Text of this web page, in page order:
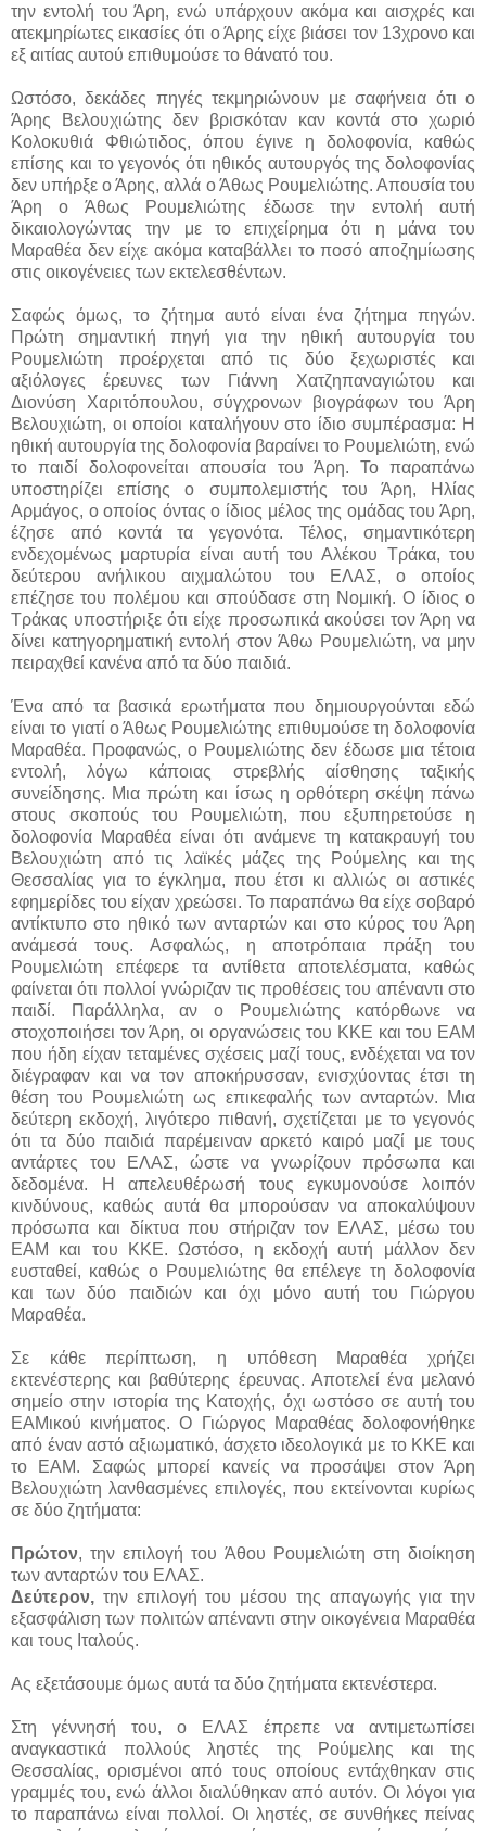
την εντολή του Άρη, ενώ υπάρχουν ακόμα και αισχρές και
ατεκμηρίωτες εικασίες ότι ο Άρης είχε βιάσει τον 13χρονο και
εξ αιτίας αυτού επιθυμούσε το θάνατό του.
Ωστόσο, δεκάδες πηγές τεκμηριώνουν με σαφήνεια ότι ο
Άρης Βελουχιώτης δεν βρισκόταν καν κοντά στο χωριό
Κολοκυθιά Φθιώτιδος, όπου έγινε η δολοφονία, καθώς
επίσης και το γεγονός ότι ηθικός αυτουργός της δολοφονίας
δεν υπήρξε ο Άρης, αλλά ο Άθως Ρουμελιώτης. Απουσία του
Άρη ο Άθως Ρουμελιώτης έδωσε την εντολή αυτή
δικαιολογώντας την με το επιχείρημα ότι η μάνα του
Μαραθέα δεν είχε ακόμα καταβάλλει το ποσό αποζημίωσης
στις οικογένειες των εκτελεσθέντων.
Σαφώς όμως, το ζήτημα αυτό είναι ένα ζήτημα πηγών.
Πρώτη σημαντική πηγή για την ηθική αυτουργία του
Ρουμελιώτη προέρχεται από τις δύο ξεχωριστές και
αξιόλογες έρευνες των Γιάννη Χατζηπαναγιώτου και
Διονύση Χαριτόπουλου, σύγχρονων βιογράφων του Άρη
Βελουχιώτη, οι οποίοι καταλήγουν στο ίδιο συμπέρασμα: Η
ηθική αυτουργία της δολοφονία βαραίνει το Ρουμελιώτη, ενώ
το παιδί δολοφονείται απουσία του Άρη. Το παραπάνω
υποστηρίζει επίσης ο συμπολεμιστής του Άρη, Ηλίας
Αρμάγος, ο οποίος όντας ο ίδιος μέλος της ομάδας του Άρη,
έζησε από κοντά τα γεγονότα. Τέλος, σημαντικότερη
ενδεχομένως μαρτυρία είναι αυτή του Αλέκου Τράκα, του
δεύτερου ανήλικου αιχμαλώτου του ΕΛΑΣ, ο οποίος
επέζησε του πολέμου και σπούδασε στη Νομική. Ο ίδιος ο
Τράκας υποστήριξε ότι είχε προσωπικά ακούσει τον Άρη να
δίνει κατηγορηματική εντολή στον Άθω Ρουμελιώτη, να μην
πειραχθεί κανένα από τα δύο παιδιά.
Ένα από τα βασικά ερωτήματα που δημιουργούνται εδώ
είναι το γιατί ο Άθως Ρουμελιώτης επιθυμούσε τη δολοφονία
Μαραθέα. Προφανώς, ο Ρουμελιώτης δεν έδωσε μια τέτοια
εντολή, λόγω κάποιας στρεβλής αίσθησης ταξικής
συνείδησης. Μια πρώτη και ίσως η ορθότερη σκέψη πάνω
στους σκοπούς του Ρουμελιώτη, που εξυπηρετούσε η
δολοφονία Μαραθέα είναι ότι ανάμενε τη κατακραυγή του
Βελουχιώτη από τις λαϊκές μάζες της Ρούμελης και της
Θεσσαλίας για το έγκλημα, που έτσι κι αλλιώς οι αστικές
εφημερίδες του είχαν χρεώσει. Το παραπάνω θα είχε σοβαρό
αντίκτυπο στο ηθικό των ανταρτών και στο κύρος του Άρη
ανάμεσά τους. Ασφαλώς, η αποτρόπαια πράξη του
Ρουμελιώτη επέφερε τα αντίθετα αποτελέσματα, καθώς
φαίνεται ότι πολλοί γνώριζαν τις προθέσεις του απέναντι στο
παιδί. Παράλληλα, αν ο Ρουμελιώτης κατόρθωνε να
στοχοποιήσει τον Άρη, οι οργανώσεις του ΚΚΕ και του ΕΑΜ
που ήδη είχαν τεταμένες σχέσεις μαζί τους, ενδέχεται να τον
διέγραφαν και να τον αποκήρυσσαν, ενισχύοντας έτσι τη
θέση του Ρουμελιώτη ως επικεφαλής των ανταρτών. Μια
δεύτερη εκδοχή, λιγότερο πιθανή, σχετίζεται με το γεγονός
ότι τα δύο παιδιά παρέμειναν αρκετό καιρό μαζί με τους
αντάρτες του ΕΛΑΣ, ώστε να γνωρίζουν πρόσωπα και
δεδομένα. Η απελευθέρωσή τους εγκυμονούσε λοιπόν
κινδύνους, καθώς αυτά θα μπορούσαν να αποκαλύψουν
πρόσωπα και δίκτυα που στήριζαν τον ΕΛΑΣ, μέσω του
ΕΑΜ και του ΚΚΕ. Ωστόσο, η εκδοχή αυτή μάλλον δεν
ευσταθεί, καθώς ο Ρουμελιώτης θα επέλεγε τη δολοφονία
και των δύο παιδιών και όχι μόνο αυτή του Γιώργου
Μαραθέα.
Σε κάθε περίπτωση, η υπόθεση Μαραθέα χρήζει
εκτενέστερης και βαθύτερης έρευνας. Αποτελεί ένα μελανό
σημείο στην ιστορία της Κατοχής, όχι ωστόσο σε αυτή του
ΕΑΜικού κινήματος. Ο Γιώργος Μαραθέας δολοφονήθηκε
από έναν αστό αξιωματικό, άσχετο ιδεολογικά με το ΚΚΕ και
το ΕΑΜ. Σαφώς μπορεί κανείς να προσάψει στον Άρη
Βελουχιώτη λανθασμένες επιλογές, που εκτείνονται κυρίως
σε δύο ζητήματα:
Πρώτον, την επιλογή του Άθου Ρουμελιώτη στη διοίκηση
των ανταρτών του ΕΛΑΣ.
Δεύτερον, την επιλογή του μέσου της απαγωγής για την
εξασφάλιση των πολιτών απέναντι στην οικογένεια Μαραθέα
και τους Ιταλούς.
Ας εξετάσουμε όμως αυτά τα δύο ζητήματα εκτενέστερα.
Στη γέννησή του, ο ΕΛΑΣ έπρεπε να αντιμετωπίσει
αναγκαστικά πολλούς ληστές της Ρούμελης και της
Θεσσαλίας, ορισμένοι από τους οποίους εντάχθηκαν στις
γραμμές του, ενώ άλλοι διαλύθηκαν από αυτόν. Οι λόγοι για
το παραπάνω είναι πολλοί. Οι ληστές, σε συνθήκες πείνας